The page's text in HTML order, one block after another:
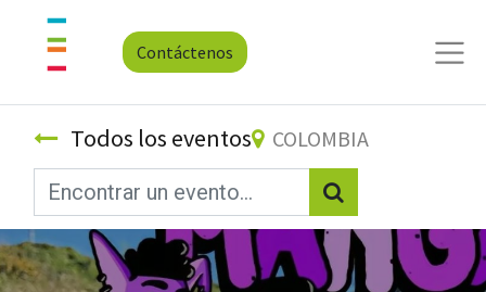
Contáctenos
Todos los eventos COLOMBIA